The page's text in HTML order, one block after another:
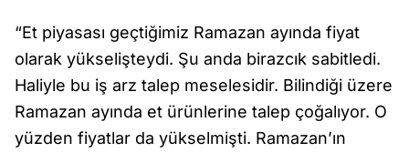
“Et piyasası geçtiğimiz Ramazan ayında fiyat
olarak yükselişteydi. Şu anda birazcık sabitledi.
Haliyle bu iş arz talep meselesidir. Bilindiği üzere
Ramazan ayında et ürünlerine talep çoğalıyor. O
yüzden fiyatlar da yükselmişti. Ramazan’ın